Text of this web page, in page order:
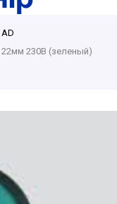
AD
22мм 230В (зеленый)